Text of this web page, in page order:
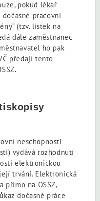
pokud lékař
pracovní
(tzv. lístek na
dále zaměstnanec
ho pak
předají tento
neschopnosti
vydává rozhodnutí
elektronickou
trvání. Elektronická
přímo na OSSZ,
dočasně práce